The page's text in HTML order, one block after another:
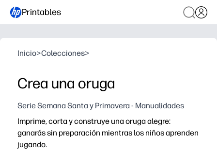
Printables
Inicio>Colecciones>
Crea una oruga
Serie Semana Santa y Primavera - Manualidades
Imprime, corta y construye una oruga alegre:
ganarás sin preparación mientras los niños aprenden
jugando.